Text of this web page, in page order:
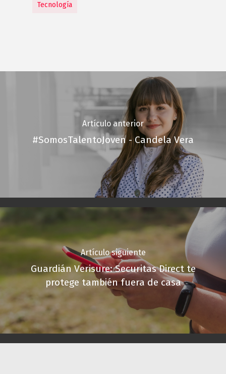
Tecnología
Artículo anterior
#SomosTalentoJoven - Candela Vera
Artículo siguiente
Guardián Verisure: Securitas Direct te
protege también fuera de casa